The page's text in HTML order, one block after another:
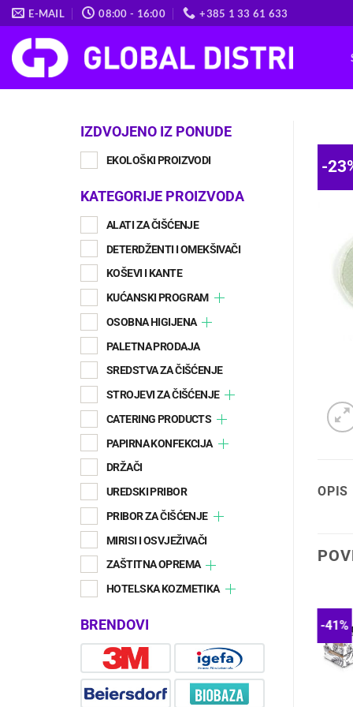
Skip
to
content
E-MAIL 08:00 - 16:00 +385 1 33 61 633
IZDVOJENO IZ PONUDE
EKOLOŠKI PROIZVODI
KATEGORIJE PROIZVODA
ALATI ZA ČIŠĆENJE
DETERDŽENTI I OMEKŠIVAČI
KOŠEVI I KANTE
KUĆANSKI PROGRAM
OSOBNA HIGIJENA
PALETNA PRODAJA
SREDSTVA ZA ČIŠĆENJE
STROJEVI ZA ČIŠĆENJE
CATERING PRODUCTS
PAPIRNA KONFEKCIJA
DRŽAČI
UREDSKI PRIBOR
PRIBOR ZA ČIŠĆENJE
MIRISI I OSVJEŽIVAČI
ZAŠTITNA OPREMA
HOTELSKA KOZMETIKA
BRENDOVI
-
OPIS
-41%